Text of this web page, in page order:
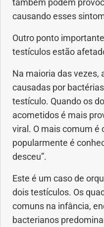
também podem
causando esses
Outro ponto
testículos estão
Na maioria das vezes,
causadas por
testículo. Quando os
acometidos é mais
viral. O mais comum é
popularmente é
desceu”.
Este é um caso de
dois testículos. Os
comuns na infância,
bacterianos